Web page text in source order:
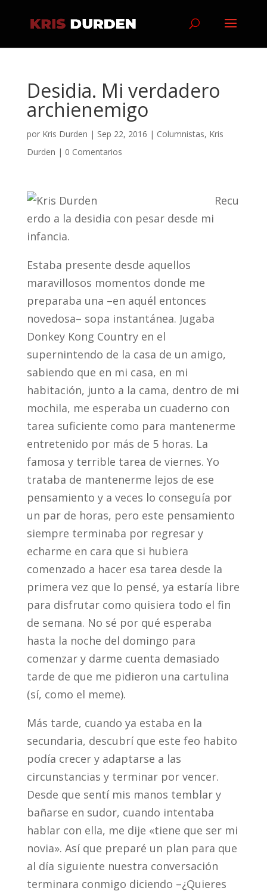
Desidia. Mi verdadero
archienemigo
por Kris Durden | Sep 22, 2016 | Columnistas, Kris
Durden | 0 Comentarios
Recu
erdo a la desidia con pesar desde mi
infancia.
Estaba presente desde aquellos
maravillosos momentos donde me
preparaba una –en aquél entonces
novedosa– sopa instantánea. Jugaba
Donkey Kong Country en el
supernintendo de la casa de un amigo,
sabiendo que en mi casa, en mi
habitación, junto a la cama, dentro de mi
mochila, me esperaba un cuaderno con
tarea suficiente como para mantenerme
entretenido por más de 5 horas. La
famosa y terrible tarea de viernes. Yo
trataba de mantenerme lejos de ese
pensamiento y a veces lo conseguía por
un par de horas, pero este pensamiento
siempre terminaba por regresar y
echarme en cara que si hubiera
comenzado a hacer esa tarea desde la
primera vez que lo pensé, ya estaría libre
para disfrutar como quisiera todo el fin
de semana. No sé por qué esperaba
hasta la noche del domingo para
comenzar y darme cuenta demasiado
tarde de que me pidieron una cartulina
(sí, como el meme).
Más tarde, cuando ya estaba en la
secundaria, descubrí que este feo habito
podía crecer y adaptarse a las
circunstancias y terminar por vencer.
Desde que sentí mis manos temblar y
bañarse en sudor, cuando intentaba
hablar con ella, me dije «tiene que ser mi
novia». Así que preparé un plan para que
al día siguiente nuestra conversación
terminara conmigo diciendo –¿Quieres